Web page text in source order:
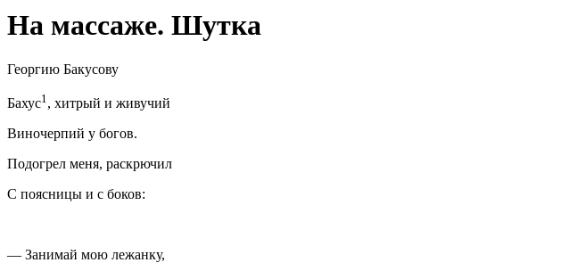
На массаже. Шутка
Георгию Бакусову
Бахус1 , хитрый и живучий
Виночерпий у богов.
Подогрел меня, раскрючил
С поясницы и с боков:
— Занимай мою лежанку,